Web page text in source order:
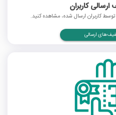
کاربران
کاربران ارسال شده، مشاهده کنید.
ارسالی